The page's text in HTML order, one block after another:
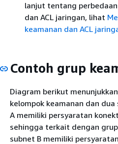
lanjut tentang
dan ACL jaringan, lihat
keamanan dan ACL
Contoh grup
Diagram berikut
kelompok keamanan dan
A memiliki persyaratan
sehingga terkait dengan
subnet B memiliki